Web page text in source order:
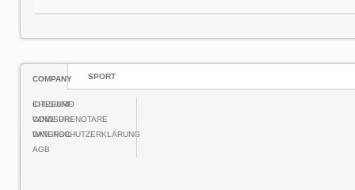
COMPANY
CHI-SIAMO
COME PRENOTARE
DATENSCHUTZERKLÄRUNG
AGB
SPORT
KITESURF
WINDSURF
WINGFOIL